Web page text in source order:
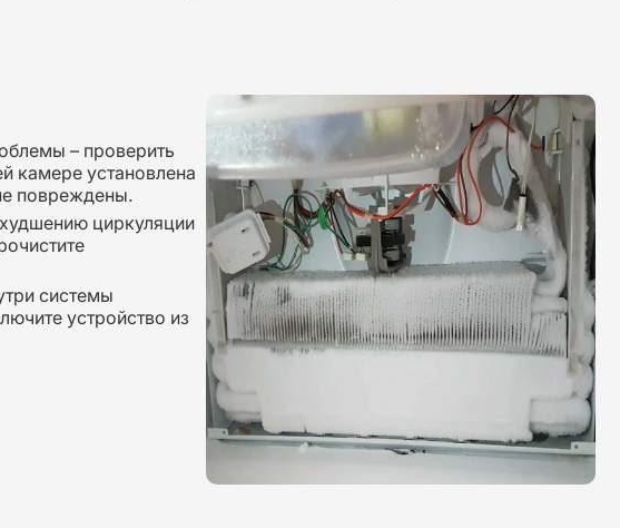
– проверить
камере установлена
повреждены.
циркуляции
системы
устройство из